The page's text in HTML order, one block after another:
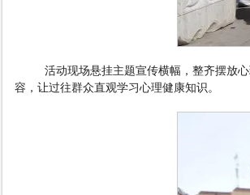
活动现场悬挂主题宣传横幅，整齐摆放
容，让过往群众直观学习心理健康知识。